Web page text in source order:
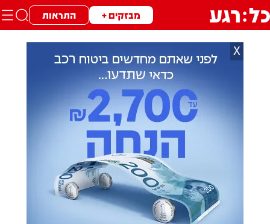
מבזקים + התראות
X